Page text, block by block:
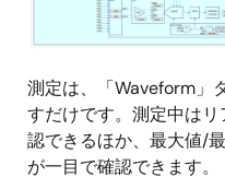
測定は、「Waveform」
すだけです。測定中は
認できるほか、最大値/
が一目で確認できます。